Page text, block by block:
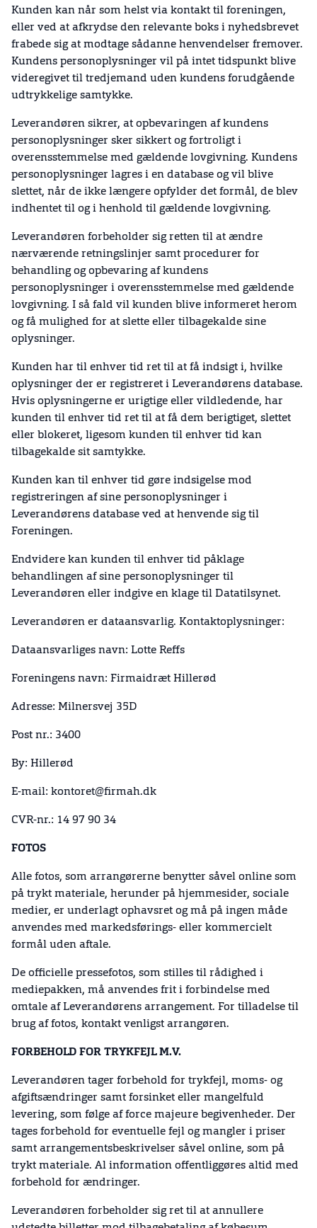
Kunden kan når som helst via kontakt til foreningen,
eller ved at afkrydse den relevante boks i nyhedsbrevet
frabede sig at modtage sådanne henvendelser fremover.
Kundens personoplysninger vil på intet tidspunkt blive
videregivet til tredjemand uden kundens forudgående
udtrykkelige samtykke.
Leverandøren sikrer, at opbevaringen af kundens
personoplysninger sker sikkert og fortroligt i
overensstemmelse med gældende lovgivning. Kundens
personoplysninger lagres i en database og vil blive
slettet, når de ikke længere opfylder det formål, de blev
indhentet til og i henhold til gældende lovgivning.
Leverandøren forbeholder sig retten til at ændre
nærværende retningslinjer samt procedurer for
behandling og opbevaring af kundens
personoplysninger i overensstemmelse med gældende
lovgivning. I så fald vil kunden blive informeret herom
og få mulighed for at slette eller tilbagekalde sine
oplysninger.
Kunden har til enhver tid ret til at få indsigt i, hvilke
oplysninger der er registreret i Leverandørens database.
Hvis oplysningerne er urigtige eller vildledende, har
kunden til enhver tid ret til at få dem berigtiget, slettet
eller blokeret, ligesom kunden til enhver tid kan
tilbagekalde sit samtykke.
Kunden kan til enhver tid gøre indsigelse mod
registreringen af sine personoplysninger i
Leverandørens database ved at henvende sig til
Foreningen.
Endvidere kan kunden til enhver tid påklage
behandlingen af sine personoplysninger til
Leverandøren eller indgive en klage til Datatilsynet.
Leverandøren er dataansvarlig. Kontaktoplysninger:
Dataansvarliges navn: Lotte Reffs
Foreningens navn: Firmaidræt Hillerød
Adresse: Milnersvej 35D
Post nr.: 3400
By: Hillerød
E-mail: kontoret@firmah.dk
CVR-nr.: 14 97 90 34
FOTOS
Alle fotos, som arrangørerne benytter såvel online som
på trykt materiale, herunder på hjemmesider, sociale
medier, er underlagt ophavsret og må på ingen måde
anvendes med markedsførings- eller kommercielt
formål uden aftale.
De officielle pressefotos, som stilles til rådighed i
mediepakken, må anvendes frit i forbindelse med
omtale af Leverandørens arrangement. For tilladelse til
brug af fotos, kontakt venligst arrangøren.
FORBEHOLD FOR TRYKFEJL M.V.
Leverandøren tager forbehold for trykfejl, moms- og
afgiftsændringer samt forsinket eller mangelfuld
levering, som følge af force majeure begivenheder. Der
tages forbehold for eventuelle fejl og mangler i priser
samt arrangementsbeskrivelser såvel online, som på
trykt materiale. Al information offentliggøres altid med
forbehold for ændringer.
Leverandøren forbeholder sig ret til at annullere